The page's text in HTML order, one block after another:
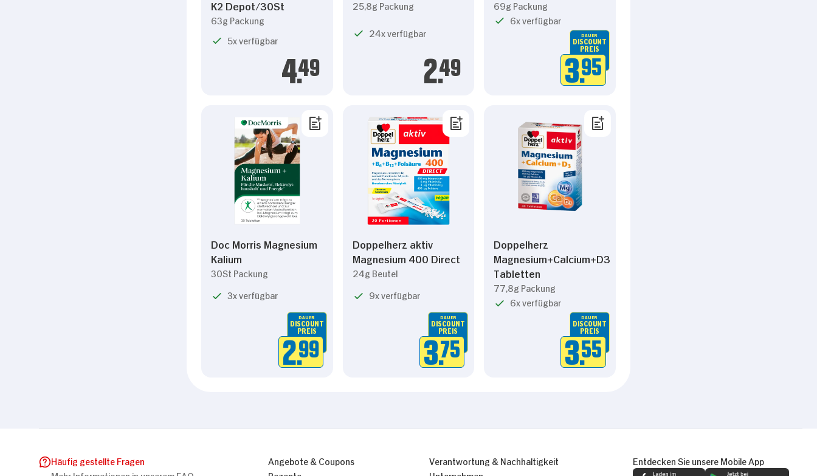
K2 Depot/30St
63g Packung
5x verfügbar
4.49
25,8g Packung
24x verfügbar
2.49
69g Packung
6x verfügbar
DAUER
DISCOUNT
PREIS
3.95
Doc Morris Magnesium
Kalium
30St Packung
3x verfügbar
DAUER
DISCOUNT
PREIS
2.99
Doppelherz aktiv
Magnesium 400 Direct
24g Beutel
9x verfügbar
DAUER
DISCOUNT
PREIS
3.75
Doppelherz
Magnesium+Calcium+D3
Tabletten
77,8g Packung
6x verfügbar
DAUER
DISCOUNT
PREIS
3.55
Häufig gestellte Fragen
Angebote & Coupons
Verantwortung & Nachhaltigkeit
Entdecken Sie unsere Mobile App